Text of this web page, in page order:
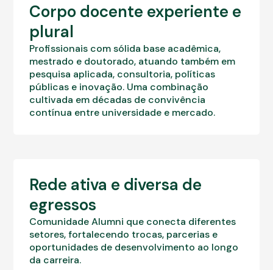
Corpo docente experiente e
plural
Profissionais com sólida base acadêmica,
mestrado e doutorado, atuando também em
pesquisa aplicada, consultoria, políticas
públicas e inovação. Uma combinação
cultivada em décadas de convivência
contínua entre universidade e mercado.
Rede ativa e diversa de
egressos
Comunidade Alumni que conecta diferentes
setores, fortalecendo trocas, parcerias e
oportunidades de desenvolvimento ao longo
da carreira.